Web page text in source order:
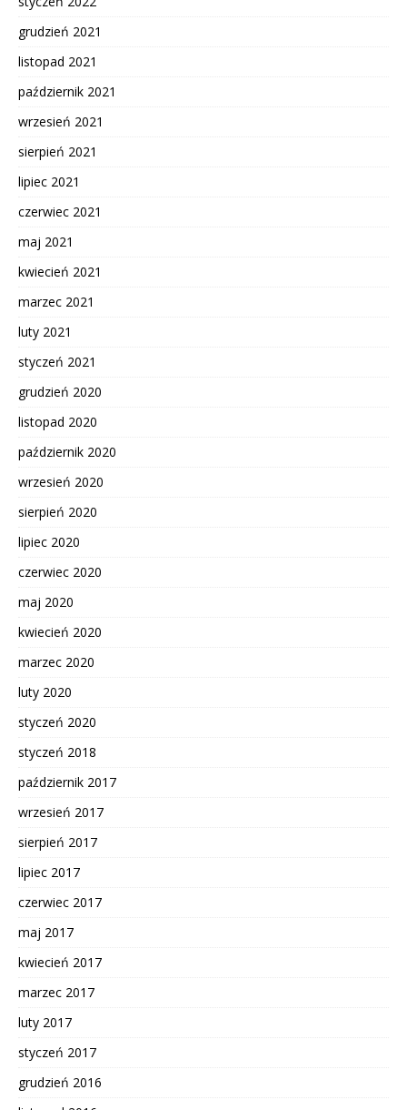
grudzień 2021
listopad 2021
październik 2021
wrzesień 2021
sierpień 2021
lipiec 2021
czerwiec 2021
maj 2021
kwiecień 2021
marzec 2021
luty 2021
styczeń 2021
grudzień 2020
listopad 2020
październik 2020
wrzesień 2020
sierpień 2020
lipiec 2020
czerwiec 2020
maj 2020
kwiecień 2020
marzec 2020
luty 2020
styczeń 2020
styczeń 2018
październik 2017
wrzesień 2017
sierpień 2017
lipiec 2017
czerwiec 2017
maj 2017
kwiecień 2017
marzec 2017
luty 2017
styczeń 2017
grudzień 2016